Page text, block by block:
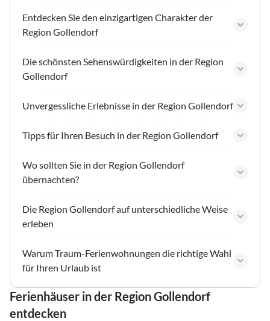
Entdecken Sie den einzigartigen Charakter der
Region Gollendorf
Die schönsten Sehenswürdigkeiten in der Region
Gollendorf
Unvergessliche Erlebnisse in der Region Gollendorf
Tipps für Ihren Besuch in der Region Gollendorf
Wo sollten Sie in der Region Gollendorf
übernachten?
Die Region Gollendorf auf unterschiedliche Weise
erleben
Warum Traum-Ferienwohnungen die richtige Wahl
für Ihren Urlaub ist
Ferienhäuser in der Region Gollendorf
entdecken